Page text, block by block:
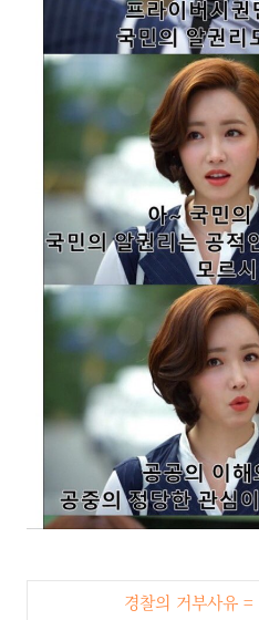
경찰의 거부사유 =